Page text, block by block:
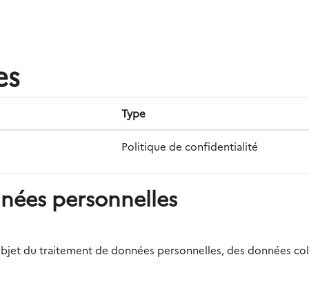
Type
Politique de confidentialité
personnelles
du traitement de données personnelles, des données